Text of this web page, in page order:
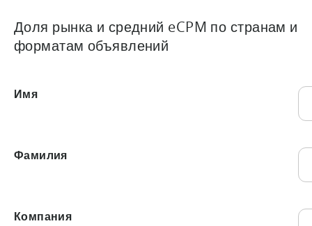
Доля рынка и средний eCPM по странам и
форматам объявлений
Имя
Фамилия
Компания